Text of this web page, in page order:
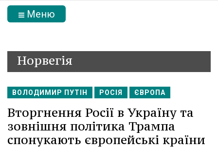
Меню
Норвегія
ВОЛОДИМИР ПУТІН РОСІЯ ЄВРОПА
Вторгнення Росії в Україну та
зовнішня політика Трампа
спонукають європейські країни